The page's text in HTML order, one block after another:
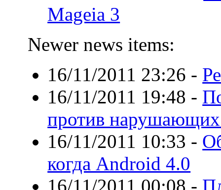
Mageia 3
Newer news items:
16/11/2011 23:26 -
16/11/2011 19:48 -
против нарушающих
16/11/2011 10:33 -
когда Android 4.0
16/11/2011 00:08 -